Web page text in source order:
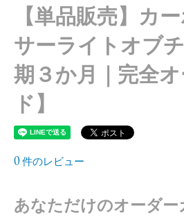
【単品販売】カ
サーライトオブ
期３か月｜完全
ド】
0件のレビュー
あなただけのオーダー